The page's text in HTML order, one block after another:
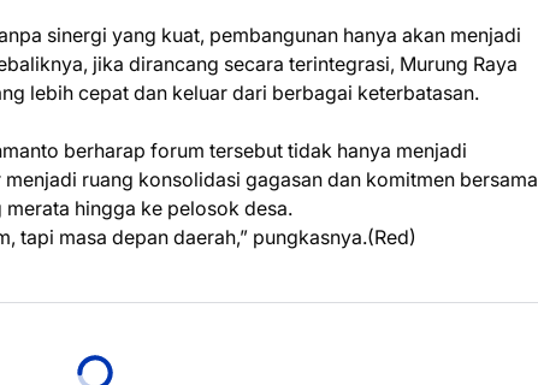
sinergi yang kuat, pembangunan hanya akan menjadi
jika dirancang secara terintegrasi, Murung Raya
lebih cepat dan keluar dari berbagai keterbatasan.
berharap forum tersebut tidak hanya menjadi
ruang konsolidasi gagasan dan komitmen bersama
hingga ke pelosok desa.
tapi masa depan daerah,” pungkasnya.(Red)